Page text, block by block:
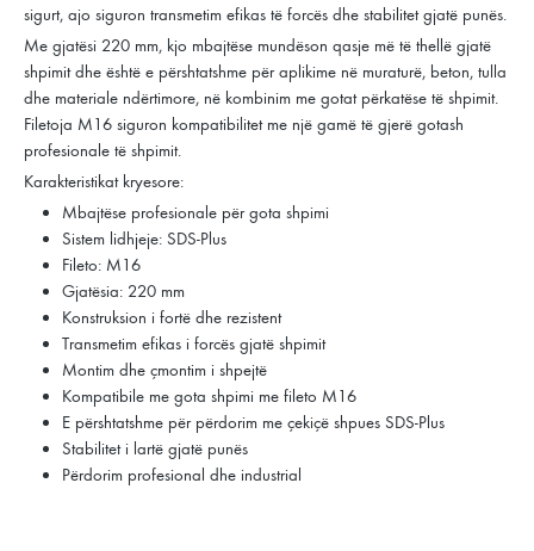
sigurt, ajo siguron transmetim efikas të forcës dhe stabilitet gjatë punës.
Me gjatësi 220 mm, kjo mbajtëse mundëson qasje më të thellë gjatë
shpimit dhe është e përshtatshme për aplikime në muraturë, beton, tulla
dhe materiale ndërtimore, në kombinim me gotat përkatëse të shpimit.
Filetoja M16 siguron kompatibilitet me një gamë të gjerë gotash
profesionale të shpimit.
Karakteristikat kryesore:
Mbajtëse profesionale për gota shpimi
Sistem lidhjeje: SDS-Plus
Fileto: M16
Gjatësia: 220 mm
Konstruksion i fortë dhe rezistent
Transmetim efikas i forcës gjatë shpimit
Montim dhe çmontim i shpejtë
Kompatibile me gota shpimi me fileto M16
E përshtatshme për përdorim me çekiçë shpues SDS-Plus
Stabilitet i lartë gjatë punës
Përdorim profesional dhe industrial